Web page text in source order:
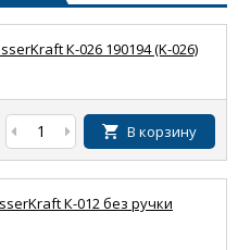
К-026 190194 (K-026)
В корзину
К-012 без ручки